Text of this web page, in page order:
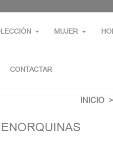
MUJER
CONTACTAR
INICIO